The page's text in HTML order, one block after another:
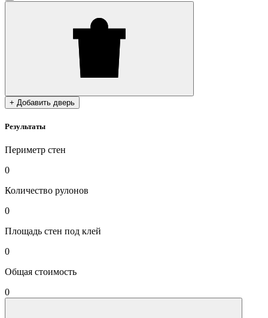
+ Добавить дверь
Результаты
Периметр стен
0
Количество рулонов
0
Площадь стен под клей
0
Общая стоимость
0